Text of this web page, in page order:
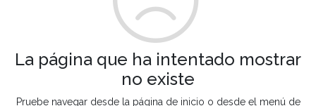
La página que ha intentado mostrar
no existe
Pruebe navegar desde la página de inicio o desde el menú de